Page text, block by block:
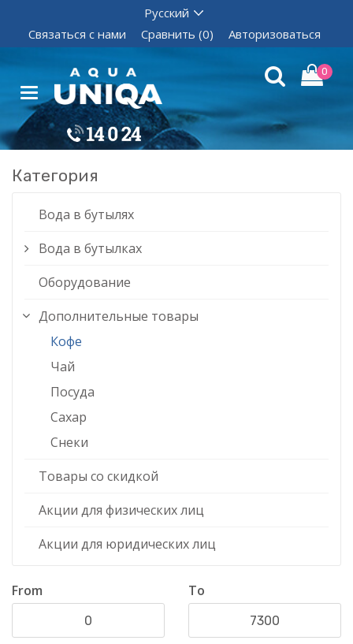
Связаться с нами Сравнить (0) Авторизоваться
0
Категория
Вода в бутылях
Вода в бутылках
Оборудование
Дополнительные товары
Кофе
Чай
Посуда
Сахар
Снеки
Товары со скидкой
Акции для физических лиц
Акции для юридических лиц
From To